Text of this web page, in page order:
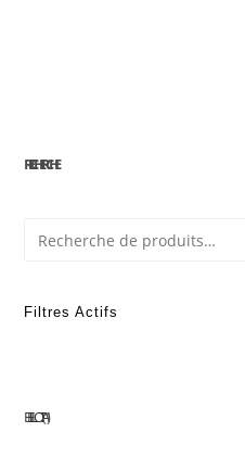
RECHERCHE
Filtres Actifs
BELLOTA1